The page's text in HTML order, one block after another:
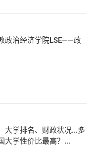
政治经济学院LSE——政
大学排名、财政状况...多
大学性价比最高？...